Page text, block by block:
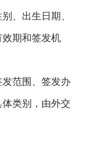
、出生日期、
期和签发机
范围、签发办
类别，由外交